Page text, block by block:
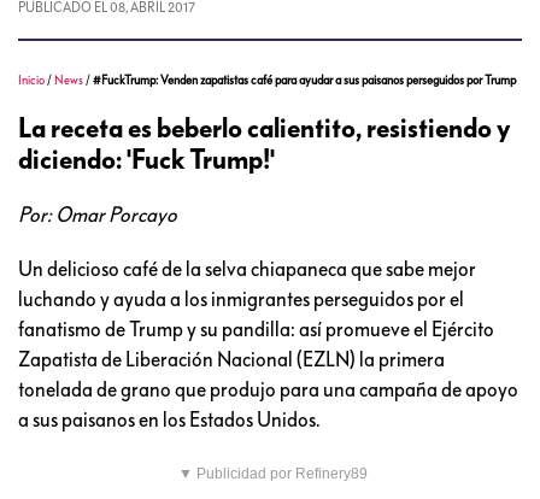
PUBLICADO EL 08, ABRIL 2017
Inicio / News /#FuckTrump: Venden zapatistas café para ayudar a sus paisanos perseguidos por Trump
La receta es beberlo calientito, resistiendo y
diciendo: 'Fuck Trump!'
Por: Omar Porcayo
Un delicioso café de la selva chiapaneca que sabe mejor
luchando y ayuda a los inmigrantes perseguidos por el
fanatismo de Trump y su pandilla: así promueve el Ejército
Zapatista de Liberación Nacional (EZLN) la primera
tonelada de grano que produjo para una campaña de apoyo
a sus paisanos en los Estados Unidos.
▼ Publicidad por Refinery89